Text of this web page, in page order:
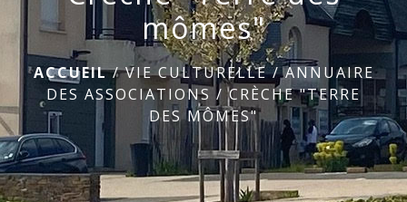
mômes"
ACCUEIL/VIE CULTURELLE/ANNUAIRE
DES ASSOCIATIONS /CRÈCHE "TERRE
DES MÔMES"